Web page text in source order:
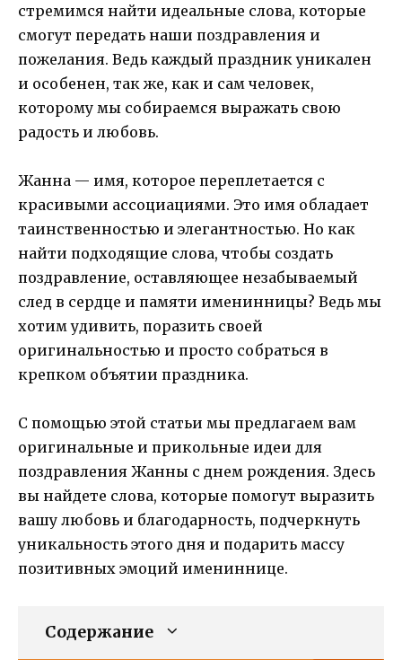
стремимся найти идеальные слова, которые
смогут передать наши поздравления и
пожелания. Ведь каждый праздник уникален
и особенен, так же, как и сам человек,
которому мы собираемся выражать свою
радость и любовь.
Жанна — имя, которое переплетается с
красивыми ассоциациями. Это имя обладает
таинственностью и элегантностью. Но как
найти подходящие слова, чтобы создать
поздравление, оставляющее незабываемый
след в сердце и памяти именинницы? Ведь мы
хотим удивить, поразить своей
оригинальностью и просто собраться в
крепком объятии праздника.
С помощью этой статьи мы предлагаем вам
оригинальные и прикольные идеи для
поздравления Жанны с днем рождения. Здесь
вы найдете слова, которые помогут выразить
вашу любовь и благодарность, подчеркнуть
уникальность этого дня и подарить массу
позитивных эмоций имениннице.
Содержание